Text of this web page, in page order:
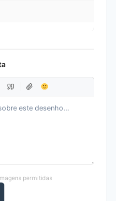
permitidas